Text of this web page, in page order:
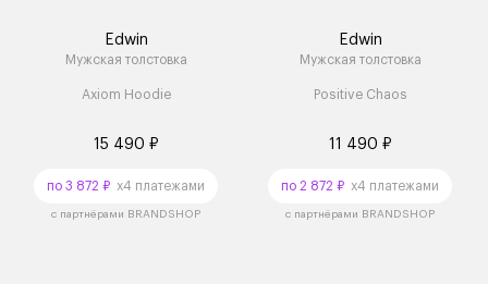
Edwin
Мужская толстовка
Axiom Hoodie
15 490 ₽
по 3 872 ₽ x4 платежами
с партнёрами BRANDSHOP
Edwin
Мужская толстовка
Positive Chaos
11 490 ₽
по 2 872 ₽ x4 платежами
с партнёрами BRANDSHOP